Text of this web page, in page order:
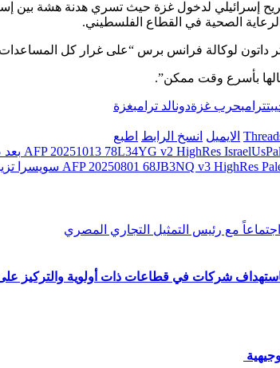
إسرائيلي لدخول غزة حيث تسري هدنة هشة بين
الصحية في القطاع الفلسطيني.
داتون لوكالة فرانس برس “على غرار كل
بأسرع وقت ممكن”.
ترامبحرب غزةدونالد ترامبغزة
الايميل انسخ الرابط اطبع
سويسرا
باستهداف شركات في قطاعات ذات أولوية والتركيز